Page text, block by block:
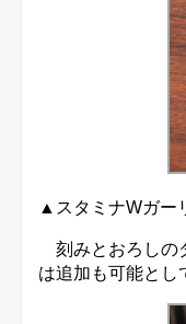
▲スタミナWガー
刻みとおろしの
は追加も可能とし